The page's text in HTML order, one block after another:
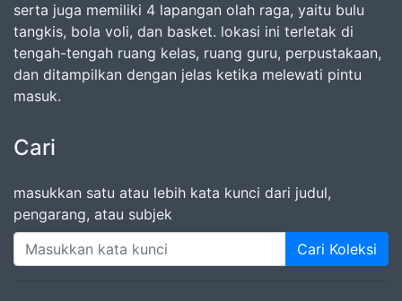
serta juga memiliki 4 lapangan olah raga, yaitu bulu
tangkis, bola voli, dan basket. lokasi ini terletak di
tengah-tengah ruang kelas, ruang guru, perpustakaan,
dan ditampilkan dengan jelas ketika melewati pintu
masuk.
Cari
masukkan satu atau lebih kata kunci dari judul,
pengarang, atau subjek
Cari Koleksi